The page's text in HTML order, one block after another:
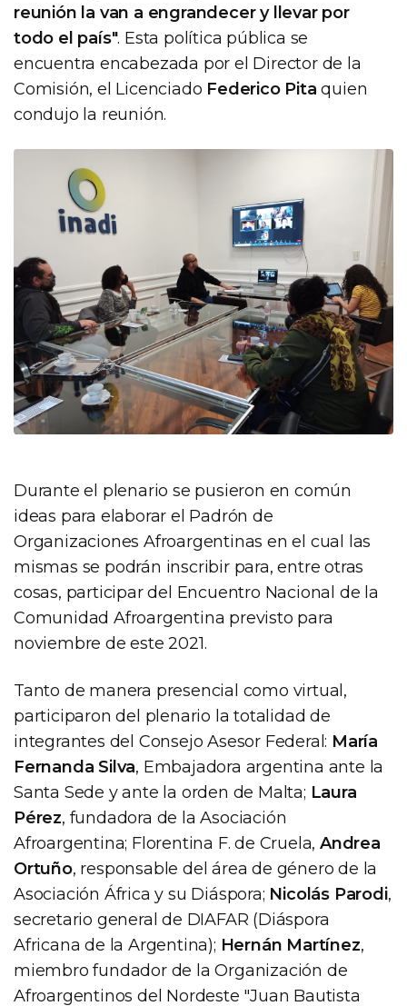
reunión la van a engrandecer y llevar por
todo el país". Esta política pública se
encuentra encabezada por el Director de la
Comisión, el Licenciado Federico Pita quien
condujo la reunión.
Durante el plenario se pusieron en común
ideas para elaborar el Padrón de
Organizaciones Afroargentinas en el cual las
mismas se podrán inscribir para, entre otras
cosas, participar del Encuentro Nacional de la
Comunidad Afroargentina previsto para
noviembre de este 2021.
Tanto de manera presencial como virtual,
participaron del plenario la totalidad de
integrantes del Consejo Asesor Federal: María
Fernanda Silva, Embajadora argentina ante la
Santa Sede y ante la orden de Malta; Laura
Pérez, fundadora de la Asociación
Afroargentina; Florentina F. de Cruela, Andrea
Ortuño, responsable del área de género de la
Asociación África y su Diáspora; Nicolás Parodi,
secretario general de DIAFAR (Diáspora
Africana de la Argentina); Hernán Martínez,
miembro fundador de la Organización de
Afroargentinos del Nordeste "Juan Bautista